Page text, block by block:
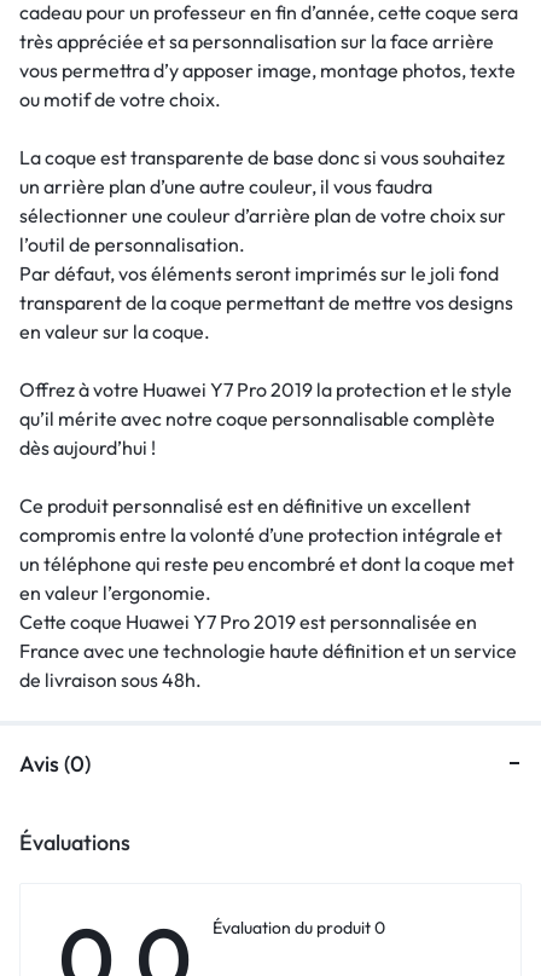
cadeau pour un professeur en fin d’année, cette coque sera
très appréciée et sa personnalisation sur la face arrière
vous permettra d’y apposer image, montage photos, texte
ou motif de votre choix.
La coque est transparente de base donc si vous souhaitez
un arrière plan d’une autre couleur, il vous faudra
sélectionner une couleur d’arrière plan de votre choix sur
l’outil de personnalisation.
Par défaut, vos éléments seront imprimés sur le joli fond
transparent de la coque permettant de mettre vos designs
en valeur sur la coque.
Offrez à votre Huawei Y7 Pro 2019 la protection et le style
qu’il mérite avec notre coque personnalisable complète
dès aujourd’hui !
Ce produit personnalisé est en définitive un excellent
compromis entre la volonté d’une protection intégrale et
un téléphone qui reste peu encombré et dont la coque met
en valeur l’ergonomie.
Cette coque Huawei Y7 Pro 2019 est personnalisée en
France avec une technologie haute définition et un service
de livraison sous 48h.
Avis (0)
Évaluations
Évaluation du produit 0